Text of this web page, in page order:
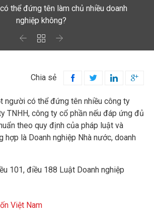
thể đứng tên làm chủ nhiều doanh
nghiệp không?
  
Chia sẻ    
người có thể đứng tên nhiều công ty
TNHH, công ty cổ phần nếu đáp ứng đủ
theo quy định của pháp luật và
hợp là Doanh nghiệp Nhà nước, doanh
101, điều 188 Luật Doanh nghiệp
Việt Nam